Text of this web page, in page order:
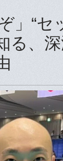
」“セ
、深